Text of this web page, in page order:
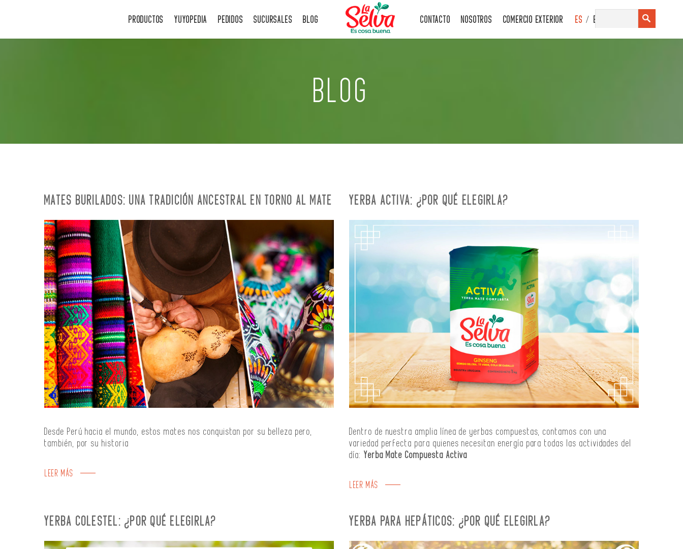
PRODUCTOS YUYOPEDIA PEDIDOS SUCURSALES BLOG CONTACTO NOSOTROS COMERCIO EXTERIOR ES / EN
BLOG
MATES BURILADOS: UNA TRADICIÓN ANCESTRAL EN TORNO AL MATE
Desde Perú hacia el mundo, estos mates nos conquistan por su belleza pero,
también, por su historia
LEER MÁS
YERBA ACTIVA: ¿POR QUÉ ELEGIRLA?
Dentro de nuestra amplia línea de yerbas compuestas, contamos con una
variedad perfecta para quienes necesitan energía para todas las actividades del
día: Yerba Mate Compuesta Activa
LEER MÁS
YERBA COLESTEL: ¿POR QUÉ ELEGIRLA? YERBA PARA HEPÁTICOS: ¿POR QUÉ ELEGIRLA?